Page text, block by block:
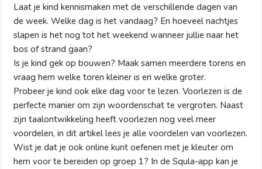
Laat je kind kennismaken met de verschillende dagen van
de week. Welke dag is het vandaag? En hoeveel nachtjes
slapen is het nog tot het weekend wanneer jullie naar het
bos of strand gaan?
Is je kind gek op bouwen? Maak samen meerdere torens en
vraag hem welke toren kleiner is en welke groter.
Probeer je kind ook elke dag voor te lezen. Voorlezen is de
perfecte manier om zijn woordenschat te vergroten. Naast
zijn taalontwikkeling heeft voorlezen nog veel meer
voordelen, in dit artikel lees je alle voordelen van voorlezen.
Wist je dat je ook online kunt oefenen met je kleuter om
hem voor te bereiden op groep 1? In de Squla-app kan je